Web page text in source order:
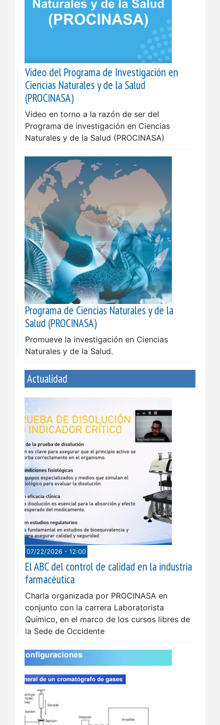
Video del Programa de Investigación en
Ciencias Naturales y de la Salud
(PROCINASA)
Video en torno a la razón de ser del
Programa de investigación en Ciencias
Naturales y de la Salud (PROCINASA)
Programa de Ciencias Naturales y de la
Salud (PROCINASA)
Promueve la investigación en Ciencias
Naturales y de la Salud.
Actualidad
07/22/2026 - 12:00
El ABC del control de calidad en la industria
farmacéutica
Charla organizada por PROCINASA en
conjunto con la carrera Laboratorista
Químico, en el marco de los cursos libres de
la Sede de Occidente